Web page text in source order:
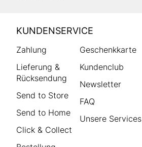
HUMANIC
Footer
KUNDENSERVICE
Zahlung
Lieferung &
Rücksendung
Send to Store
Send to Home
Click & Collect
Geschenkkarte
Kundenclub
Newsletter
FAQ
Unsere Services